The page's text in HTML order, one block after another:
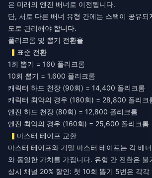
은 미래의 엔진 배너로 이전됩니다.
단, 서로 다른 배너 유형 간에는 스택이 공유되
도로 관리해야 합니다.
폴리크롬 및 뽑기 전환율
표준 전환
1회 뽑기 = 160 폴리크롬
10회 뽑기 = 1,600 폴리크롬
캐릭터 하드 천장 (90회) = 14,400 폴리크롬
캐릭터 최악의 경우 (180회) = 28,800 폴리크
엔진 하드 천장 (80회) = 12,800 폴리크롬
엔진 최악의 경우 (160회) = 25,600 폴리크롬
마스터 테이프 교환
마스터 테이프와 기밀 마스터 테이프는 각 배
와 동일한 가치를 가집니다. 유형 간 전환은 불
상시 채널 20% 할인: 첫 10회 뽑기 5번은 각각